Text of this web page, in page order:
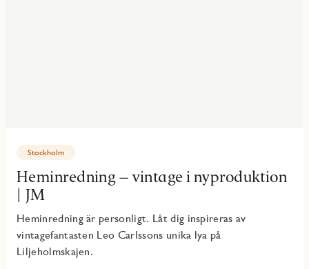
Stockholm
Heminredning – vintage i nyproduktion
| JM
Heminredning är personligt. Låt dig inspireras av
vintagefantasten Leo Carlssons unika lya på
Liljeholmskajen.